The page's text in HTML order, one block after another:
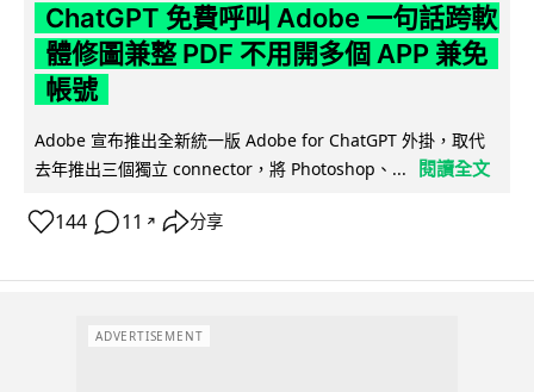
ChatGPT 免費呼叫 Adobe 一句話跨軟
體修圖兼整 PDF 不用開多個 APP 兼免
帳號
Adobe 宣布推出全新統一版 Adobe for ChatGPT 外掛，取代
去年推出三個獨立 connector，將 Photoshop、...
閱讀全文
144 11 ↗ 分享
ADVERTISEMENT